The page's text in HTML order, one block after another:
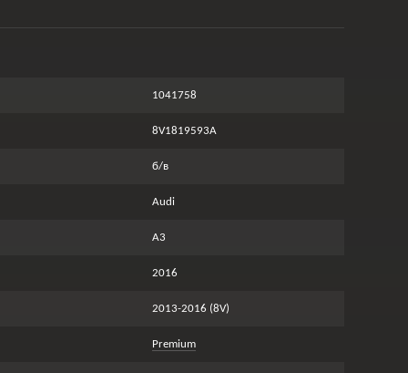
1041758
8V1819593A
б/в
Audi
A3
2016
2013-2016 (8V)
Premium